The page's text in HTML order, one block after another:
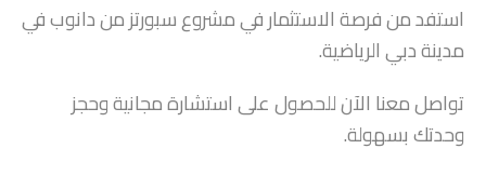
استفد من فرصة الاستثمار في مشروع سبورتز من دانوب في
مدينة دبي الرياضية.
تواصل معنا الآن للحصول على استشارة مجانية وحجز
وحدتك بسهولة.